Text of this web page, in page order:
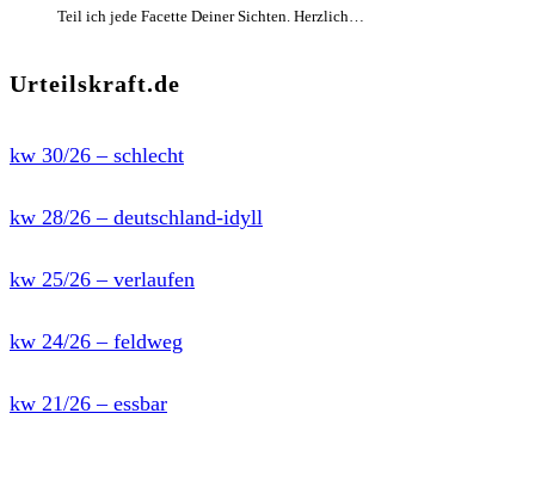
Teil ich jede Facette Deiner Sichten. Herzlich…
Urteilskraft.de
kw 30/26 – schlecht
kw 28/26 – deutschland-idyll
kw 25/26 – verlaufen
kw 24/26 – feldweg
kw 21/26 – essbar